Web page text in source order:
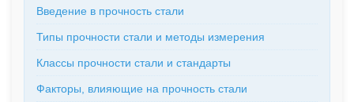
Введение в прочность стали
Типы прочности стали и методы измерения
Классы прочности стали и стандарты
Факторы, влияющие на прочность стали